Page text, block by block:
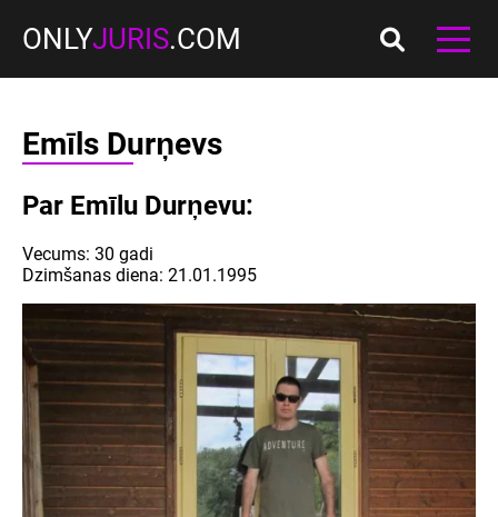
ONLYJURIS.COM
Emīls Durņevs
Par Emīlu Durņevu:
Vecums: 30 gadi
Dzimšanas diena: 21.01.1995